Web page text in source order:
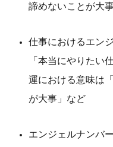
諦めないことが大事
仕事におけるエン
「本当にやりたい
運における意味は
が大事」など
エンジェルナンバ